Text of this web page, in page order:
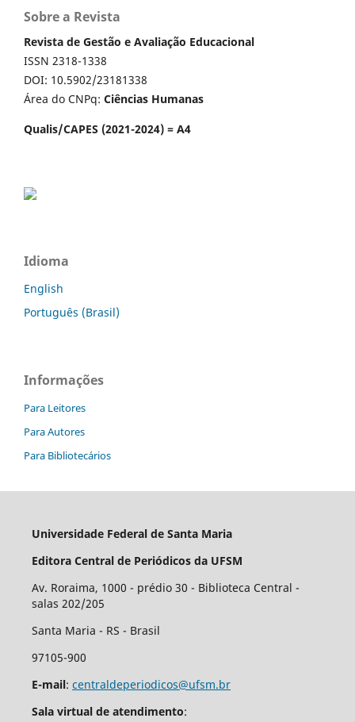
Sobre a Revista
Revista de Gestão e Avaliação Educacional
ISSN 2318-1338
DOI: 10.5902/23181338
Área do CNPq: Ciências Humanas
Qualis/CAPES (2021-2024) = A4
Idioma
English
Português (Brasil)
Informações
Para Leitores
Para Autores
Para Bibliotecários
Universidade Federal de Santa Maria
Editora Central de Periódicos da UFSM
Av. Roraima, 1000 - prédio 30 - Biblioteca Central -
salas 202/205
Santa Maria - RS - Brasil
97105-900
E-mail: centraldeperiodicos@ufsm.br
Sala virtual de atendimento: